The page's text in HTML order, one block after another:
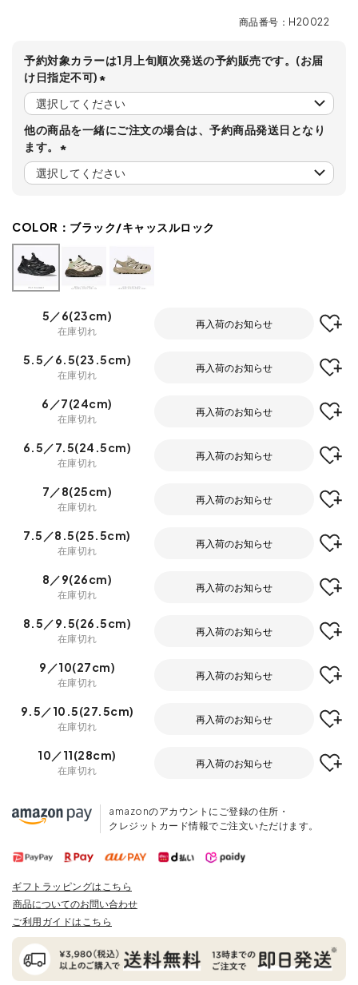
商品番号 H20022
予約対象カラーは1月上旬順次発送の予約販売です。(お届
け日指定不可)
(
必
須
他の商品を一緒にご注文の場合は、予約商品発送日となり
ます。
(
必
COLOR： ブラック/キャッスルロック
5／6(23cm)
在庫切れ
再入荷のお知らせ
5.5／6.5(23.5cm)
在庫切れ
再入荷のお知らせ
6／7(24cm)
在庫切れ
再入荷のお知らせ
6.5／7.5(24.5cm)
在庫切れ
再入荷のお知らせ
7／8(25cm)
在庫切れ
再入荷のお知らせ
7.5／8.5(25.5cm)
在庫切れ
再入荷のお知らせ
8／9(26cm)
在庫切れ
再入荷のお知らせ
8.5／9.5(26.5cm)
在庫切れ
再入荷のお知らせ
9／10(27cm)
在庫切れ
再入荷のお知らせ
9.5／10.5(27.5cm)
在庫切れ
再入荷のお知らせ
10／11(28cm)
在庫切れ
再入荷のお知らせ
amazonのアカウントにご登録の住所・
クレジットカード情報でご注文いただけます。
ギフトラッピングはこちら
商品についてのお問い合わせ
ご利用ガイドはこちら